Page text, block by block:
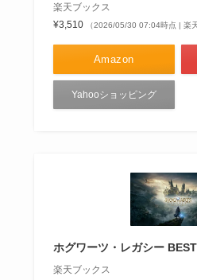
楽天ブックス
¥3,510
（2026/05/30 07:04時点 | 楽
Amazon
Yahooショッピング
ホグワーツ・レガシー
楽天ブックス